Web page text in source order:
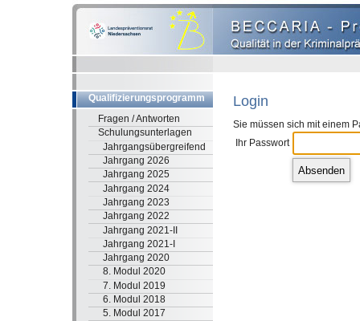
Qualifizierungsprogramm
Fragen / Antworten
Schulungsunterlagen
Jahrgangsübergreifend
Jahrgang 2026
Jahrgang 2025
Jahrgang 2024
Jahrgang 2023
Jahrgang 2022
Jahrgang 2021-II
Jahrgang 2021-I
Jahrgang 2020
8. Modul 2020
7. Modul 2019
6. Modul 2018
5. Modul 2017
Login
Sie müssen sich mit einem
Ihr Passwort